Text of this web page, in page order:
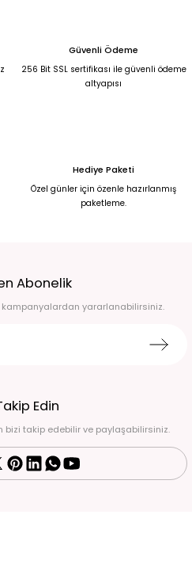
GÜMÜŞ KRİSTAL TAŞ TAKI SETİ
Güvenli Ödeme
256 Bit SSL sertifikası ile güvenli ödeme
altyapısı
Hediye Paketi
Özel günler için özenle hazırlanmış
paketleme.
Abonelik
yararlanabilirsiniz.
Edin
bizi takip edebilir ve paylaşabilirsiniz.